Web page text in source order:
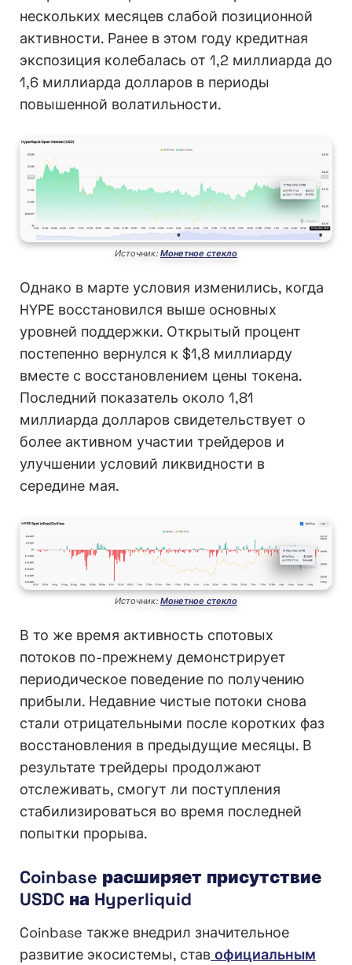
нескольких месяцев слабой позиционной
активности. Ранее в этом году кредитная
экспозиция колебалась от 1,2 миллиарда до
1,6 миллиарда долларов в периоды
повышенной волатильности.
Источник:Монетное стекло
Однако в марте условия изменились, когда
HYPE восстановился выше основных
уровней поддержки. Открытый процент
постепенно вернулся к $1,8 миллиарду
вместе с восстановлением цены токена.
Последний показатель около 1,81
миллиарда долларов свидетельствует о
более активном участии трейдеров и
улучшении условий ликвидности в
середине мая.
Источник:Монетное стекло
В то же время активность спотовых
потоков по-прежнему демонстрирует
периодическое поведение по получению
прибыли. Недавние чистые потоки снова
стали отрицательными после коротких фаз
восстановления в предыдущие месяцы. В
результате трейдеры продолжают
отслеживать, смогут ли поступления
стабилизироваться во время последней
попытки прорыва.
Coinbase расширяет присутствие
USDC на Hyperliquid
Coinbase также внедрил значительное
развитие экосистемы, став официальным